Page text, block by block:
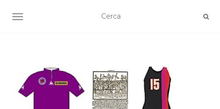
TOGGLE NAVIGATION